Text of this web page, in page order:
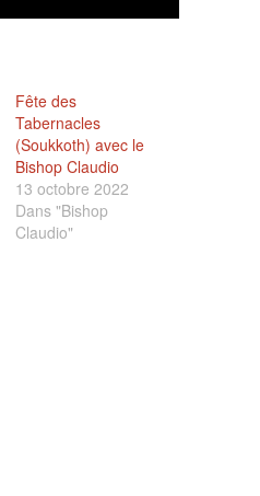
Fête des
Tabernacles
(Soukkoth) avec le
Bishop Claudio
13 octobre 2022
Dans "Bishop
Claudio"